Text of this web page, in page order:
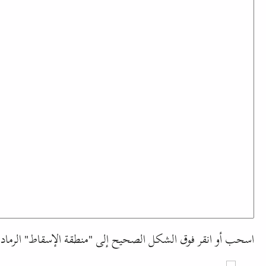
اسحب أو انقر فوق الشكل الصحيح إلى "منطقة الإسقاط"